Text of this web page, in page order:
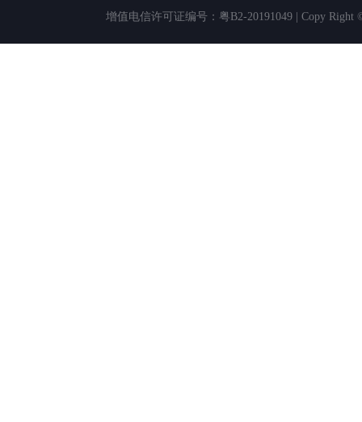
增值电信许可证编号：粤B2-20191049 | Copy